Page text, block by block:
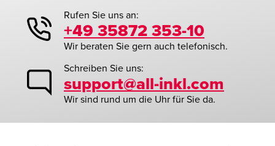
Rufen Sie uns an:
+49 35872 353-10
Wir beraten Sie gern auch telefonisch.
Schreiben Sie uns:
support@all-inkl.com
Wir sind rund um die Uhr für Sie da.